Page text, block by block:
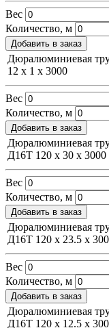
Вес
Количество, м
Добавить в заказ
Дюралюминиевая
12 х 1 х 3000
Вес
Количество, м
Добавить в заказ
Дюралюминиевая
Д16Т 120 х 30 х 3000
Вес
Количество, м
Добавить в заказ
Дюралюминиевая
Д16Т 120 х 23.5 х
Вес
Количество, м
Добавить в заказ
Дюралюминиевая
Д16Т 120 х 12.5 х